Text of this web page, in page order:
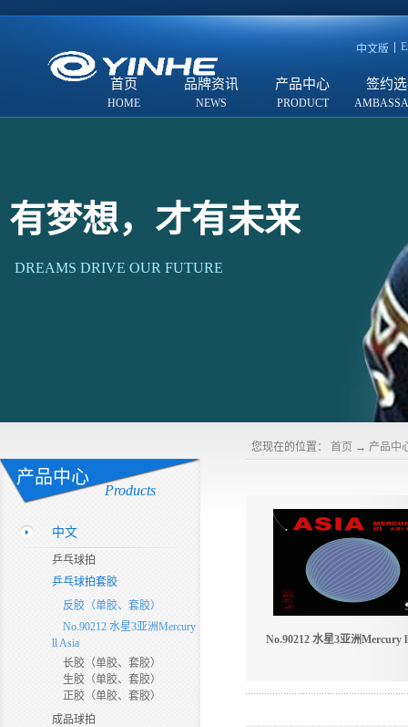
中文版
首页 品牌资讯 产品中心 签约
有梦想，才有未来
DREAMS DRIVE OUR FUTURE
产品中心
Products
中文
乒乓球拍
乒乓球拍套胶
反胶（单胶、套胶）
No.90212 水星3亚洲Mercury
ll Asia
长胶（单胶、套胶）
生胶（单胶、套胶）
正胶（单胶、套胶）
成品球拍
您现在的位置： 首页 → 产品中
No.90212 水星3亚洲Mercury